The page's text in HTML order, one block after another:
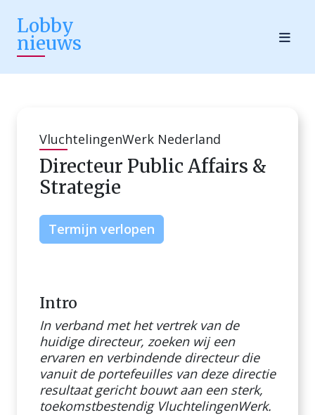
Lobby
nieuws
VluchtelingenWerk Nederland
Directeur Public Affairs &
Strategie
Termijn verlopen
Intro
In verband met het vertrek van de
huidige directeur, zoeken wij een
ervaren en verbindende directeur die
vanuit de portefeuilles van deze directie
resultaat gericht bouwt aan een sterk,
toekomstbestendig VluchtelingenWerk.